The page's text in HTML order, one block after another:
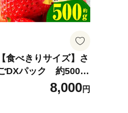
食べきりサイズ】さ
DXパック 約500g
ご ストロベリー さ
蔵 フルーツ 旬 果物
8,000円